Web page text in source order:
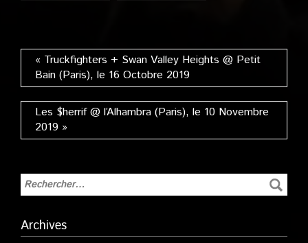
« Truckfighters + Swan Valley Heights @ Petit
Bain (Paris), le 16 Octobre 2019
Les $herrif @ l’Alhambra (Paris), le 10 Novembre
2019 »
Archives